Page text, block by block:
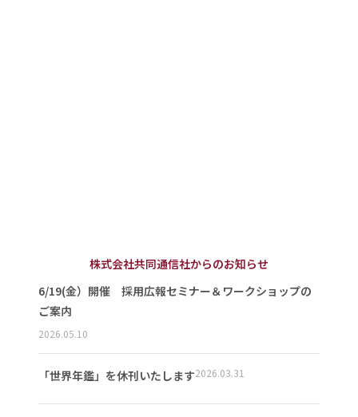
株式会社共同通信社からのお知らせ
6/19(金）開催 採用広報セミナー＆ワークショップの
ご案内
2026.05.10
「世界年鑑」を休刊いたします2026.03.31